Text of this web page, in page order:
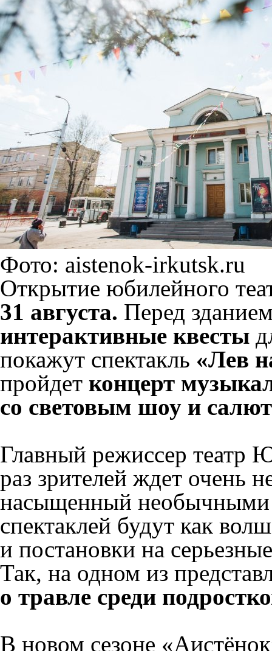
Фото: aistenok-irkutsk.ru
Открытие юбилейного
31 августа. Перед
интерактивные квесты
покажут спектакль «Лев
пройдет концерт
со световым шоу и
Главный режиссер театр
раз зрителей ждет очень
насыщенный необычными
спектаклей будут как
и постановки на
Так, на одном из
о травле среди
В новом сезоне